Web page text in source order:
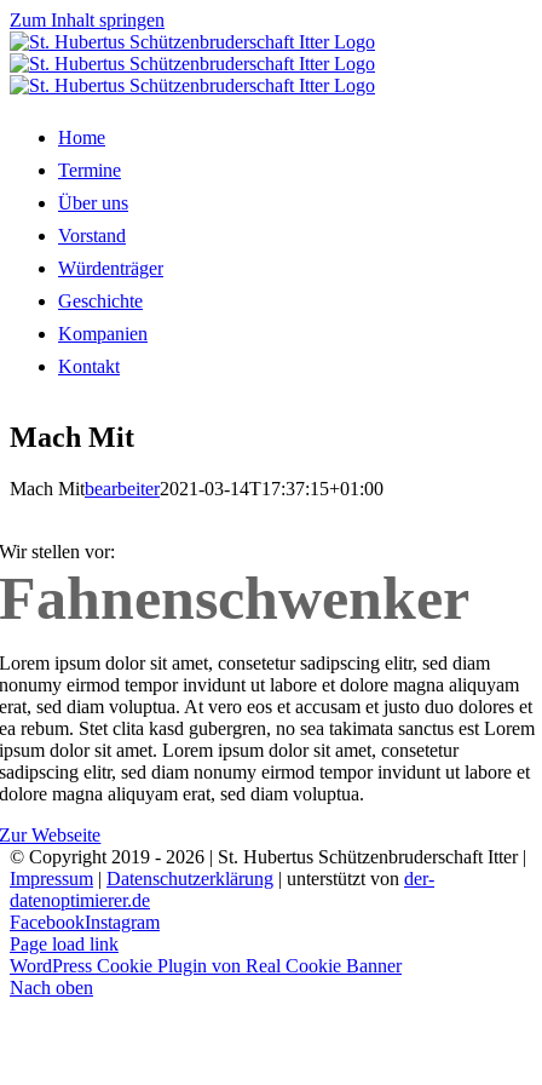
Zum Inhalt springen
Home
Termine
Über uns
Vorstand
Würdenträger
Geschichte
Kompanien
Kontakt
Mach Mit
Mach Mitbearbeiter2021-03-14T17:37:15+01:00
Wir stellen vor:
Fahnenschwenker
Lorem ipsum dolor sit amet, consetetur sadipscing elitr, sed diam
nonumy eirmod tempor invidunt ut labore et dolore magna aliquyam
erat, sed diam voluptua. At vero eos et accusam et justo duo dolores et
ea rebum. Stet clita kasd gubergren, no sea takimata sanctus est Lorem
ipsum dolor sit amet. Lorem ipsum dolor sit amet, consetetur
sadipscing elitr, sed diam nonumy eirmod tempor invidunt ut labore et
dolore magna aliquyam erat, sed diam voluptua.
Zur Webseite
© Copyright 2019 - 2026 | St. Hubertus Schützenbruderschaft Itter |
Impressum | Datenschutzerklärung | unterstützt von der-
datenoptimierer.de
FacebookInstagram
Page load link
WordPress Cookie Plugin von Real Cookie Banner
Nach oben